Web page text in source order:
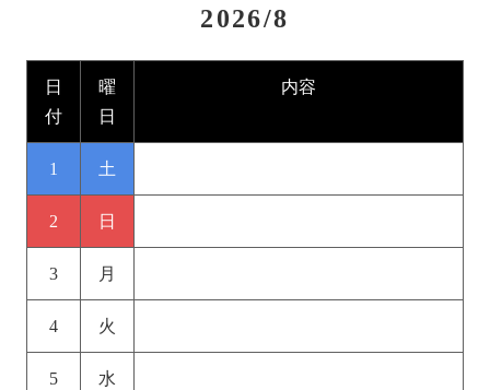
2026/8
日
付
曜
日
内容
1 土
2 日
3 月
4 火
5 水